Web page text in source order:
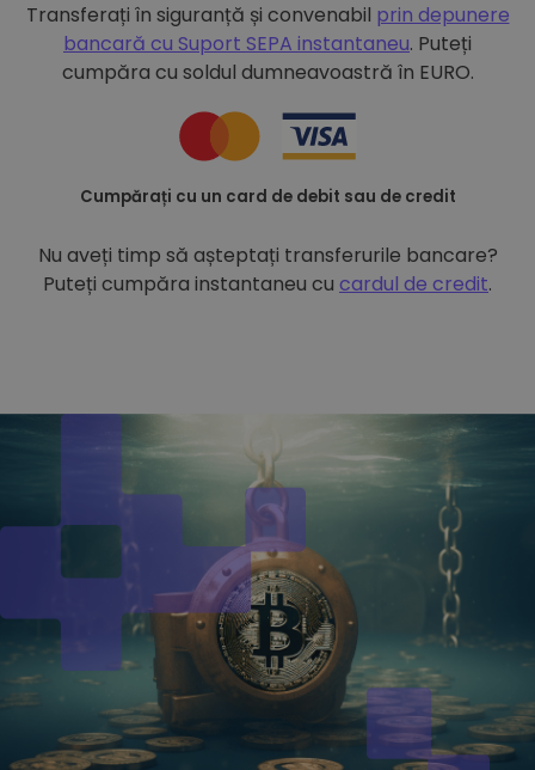
Transferați în siguranță și convenabil prin depunere
bancară cu Suport SEPA instantaneu. Puteți
cumpăra cu soldul dumneavoastră în EURO.
Cumpărați cu un card de debit sau de credit
Nu aveți timp să așteptați transferurile bancare?
Puteți cumpăra instantaneu cu cardul de credit.